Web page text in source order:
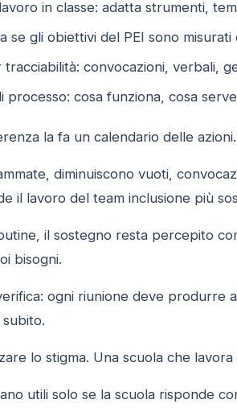
in classe: adatta strumenti,
se gli obiettivi del PEI sono misurati
convocazioni, verbali,
cosa funziona, cosa
la fa un calendario delle azioni.
diminuiscono vuoti,
il lavoro del team inclusione più
il sostegno resta percepito
bisogni.
ogni riunione deve produrre
lo stigma. Una scuola che
utili solo se la scuola risponde